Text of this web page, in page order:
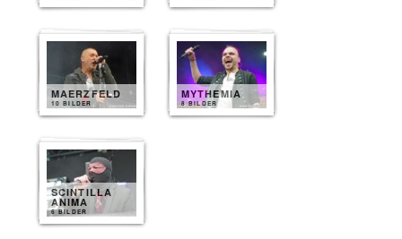
MAERZFELD
10 BILDER
MYTHEMIA
8 BILDER
SCINTILLA
ANIMA
6 BILDER